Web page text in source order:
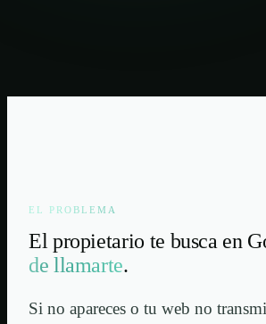
EL PROBLEMA
El propietario te busca en
de llamarte.
Si no apareces o tu web no